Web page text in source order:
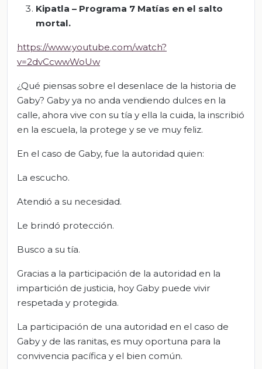
Kipatla – Programa 7 Matías en el salto
mortal.
https://www.youtube.com/watch?
v=2dvCcwwWoUw
¿Qué piensas sobre el desenlace de la historia de
Gaby? Gaby ya no anda vendiendo dulces en la
calle, ahora vive con su tía y ella la cuida, la inscribió
en la escuela, la protege y se ve muy feliz.
En el caso de Gaby, fue la autoridad quien:
La escucho.
Atendió a su necesidad.
Le brindó protección.
Busco a su tía.
Gracias a la participación de la autoridad en la
impartición de justicia, hoy Gaby puede vivir
respetada y protegida.
La participación de una autoridad en el caso de
Gaby y de las ranitas, es muy oportuna para la
convivencia pacífica y el bien común.